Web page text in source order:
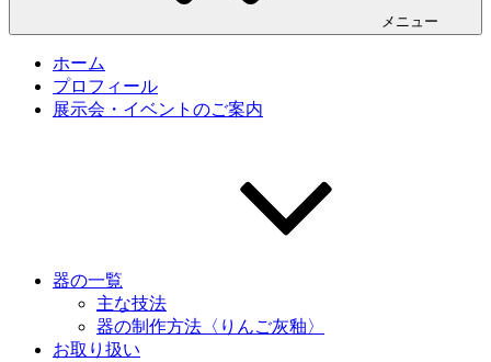
メニュー
ホーム
プロフィール
展示会・イベントのご案内
器の一覧
主な技法
器の制作方法〈りんご灰釉〉
お取り扱い